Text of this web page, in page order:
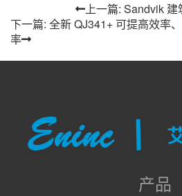
上一篇: Sandvik
下一篇: 全新 QJ341+ 可提高效率
率
产品